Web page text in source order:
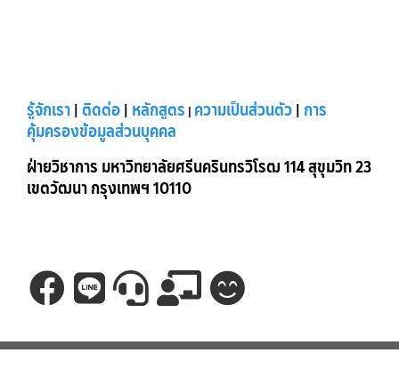
รู้จักเรา|ติดต่อ| หลักสูตร | ความเป็นส่วนตัว|การ
คุ้มครองข้อมูลส่วนบุคคล
ฝ่ายวิชาการ มหาวิทยาลัยศรีนครินทรวิโรฒ 114 สุขุมวิท 23
เขตวัฒนา กรุงเทพฯ 10110